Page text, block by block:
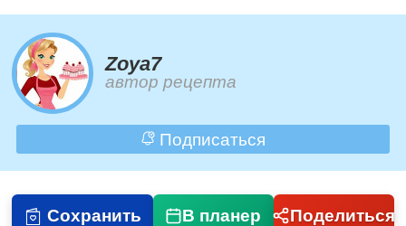
Zoya7
автор рецепта
Подписаться
Сохранить В планер Поделиться